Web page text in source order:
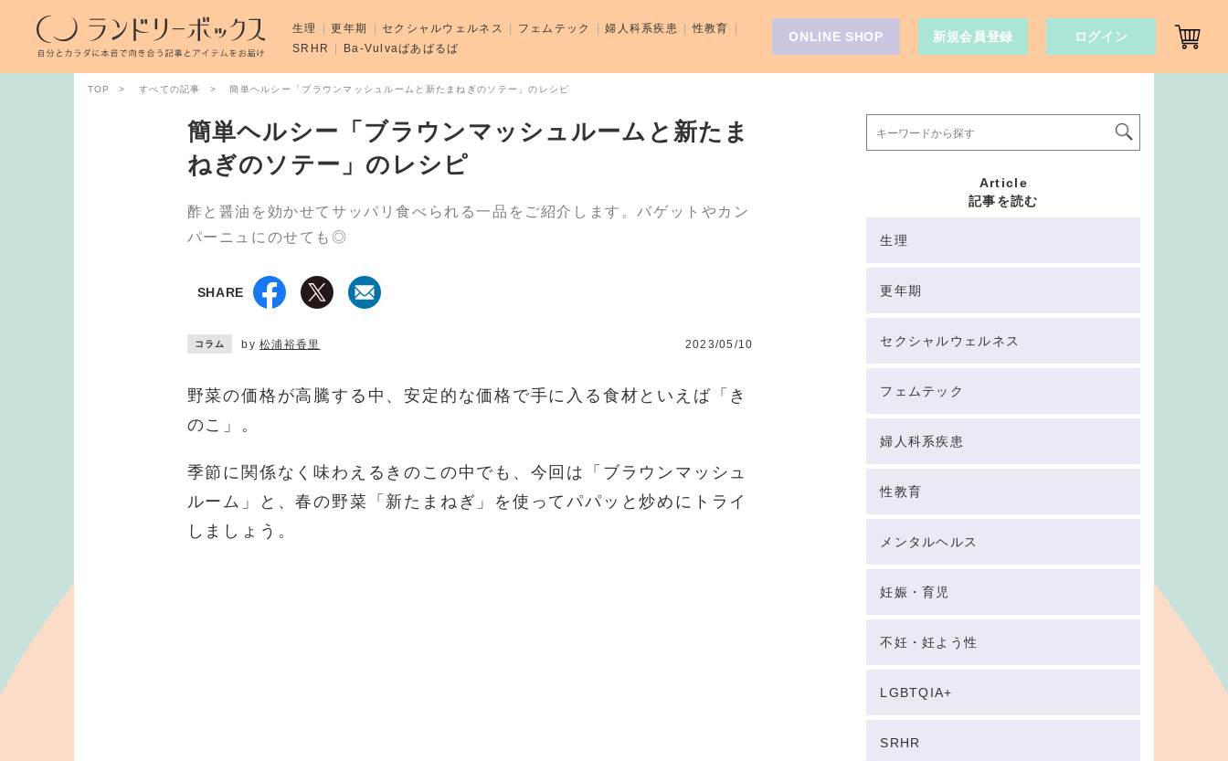
TOP すべての記事 簡単ヘルシー「ブラウンマッシュルームと新たまねぎのソテー」のレシピ
簡単ヘルシー「ブラウンマッシュルームと新たま
ねぎのソテー」のレシピ
酢と醤油を効かせてサッパリ食べられる一品をご紹介します。バゲットやカン
パーニュにのせても◎
SHARE
コラム by松浦裕香里 2023/05/10
野菜の価格が高騰する中、安定的な価格で手に入る食材といえば「き
のこ」。
季節に関係なく味わえるきのこの中でも、今回は「ブラウンマッシュ
ルーム」と、春の野菜「新たまねぎ」を使ってパパッと炒めにトライ
しましょう。
Article
記事を読む
生理
更年期
セクシャルウェルネス
フェムテック
婦人科系疾患
性教育
メンタルヘルス
妊娠・育児
不妊・妊よう性
LGBTQIA+
SRHR
生理 更年期 セクシャルウェルネス フェムテック 婦人科系疾患
性教育
SRHR
Ba-Vulvaばあばるば
ONLINE SHOP 新規会員登録 ログイン